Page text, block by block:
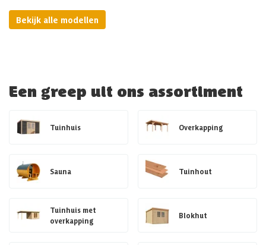
Bekijk alle modellen
Een greep uit ons assortiment
Tuinhuis Overkapping
Sauna Tuinhout
Tuinhuis met
overkapping
Blokhut